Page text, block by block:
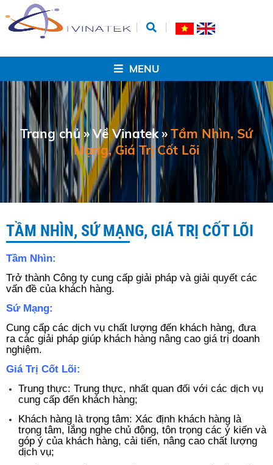
MENU
Trang chủ »Về Vinatek»Tầm Nhìn, Sứ
Mạng, Giá Trị Cốt Lõi
TẦM NHÌN, SỨ MẠNG, GIÁ TRỊ CỐT LÕI
Tầm Nhìn:
Trở thành Công ty cung cấp giải pháp và giải quyết các
vấn đề của khách hàng.
Sứ Mạng:
Cung cấp các dịch vụ chất lượng đến khách hàng, đưa
ra các giải pháp giúp khách hàng nâng cao giá trị doanh
nghiệm.
Giá Trị Cốt Lõi:
Trung thực: Trung thực, nhất quan đối với các dịch vụ
cung cấp đến khách hàng;
Khách hàng là trọng tâm: Xác định khách hàng là
trọng tâm, lắng nghe chủ động, tôn trọng các ý kiến và
góp ý của khách hàng, cải tiến, nâng cao chất lượng
dịch vụ;